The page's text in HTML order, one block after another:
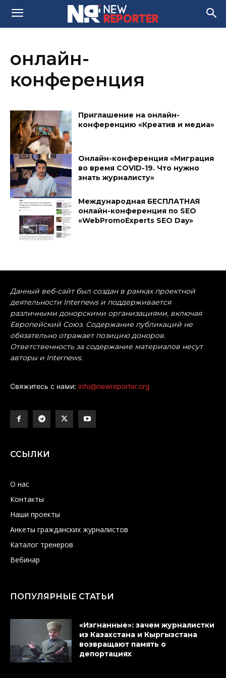
онлайн-
конференция
Приглашение на онлайн-
конференцию «Креатив и медиа»
Онлайн-конференция «Миграция
во время COVID-19. Что нужно
знать журналисту»
Международная БЕСПЛАТНАЯ
онлайн-конференция по SEO
«WebPromoExperts SEO Day»
Данный веб-сайт был создан в рамках проектной
деятельности Internews и поддерживается
различными донорскими организациями, включая
Европейский Союз. Содержание публикаций не
обязательно отражает позицию доноров.
Ответственность за содержание материалов несут
авторы и Internews.
Свяжитесь с нами: info@newreporter.org
ССЫЛКИ
О нас
Контакты
Наши проекты
Анкеты гражданских журналистов
Каталог тренеров
Вебинар
ПОПУЛЯРНЫЕ СТАТЬИ
«Изгнанные»: зачем журналистки
из Казахстана и Кыргызстана
возвращают память о
депортациях